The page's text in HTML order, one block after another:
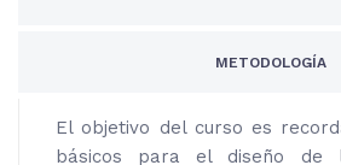
METODOLOGÍA
El objetivo del curso es
básicos para el diseño de